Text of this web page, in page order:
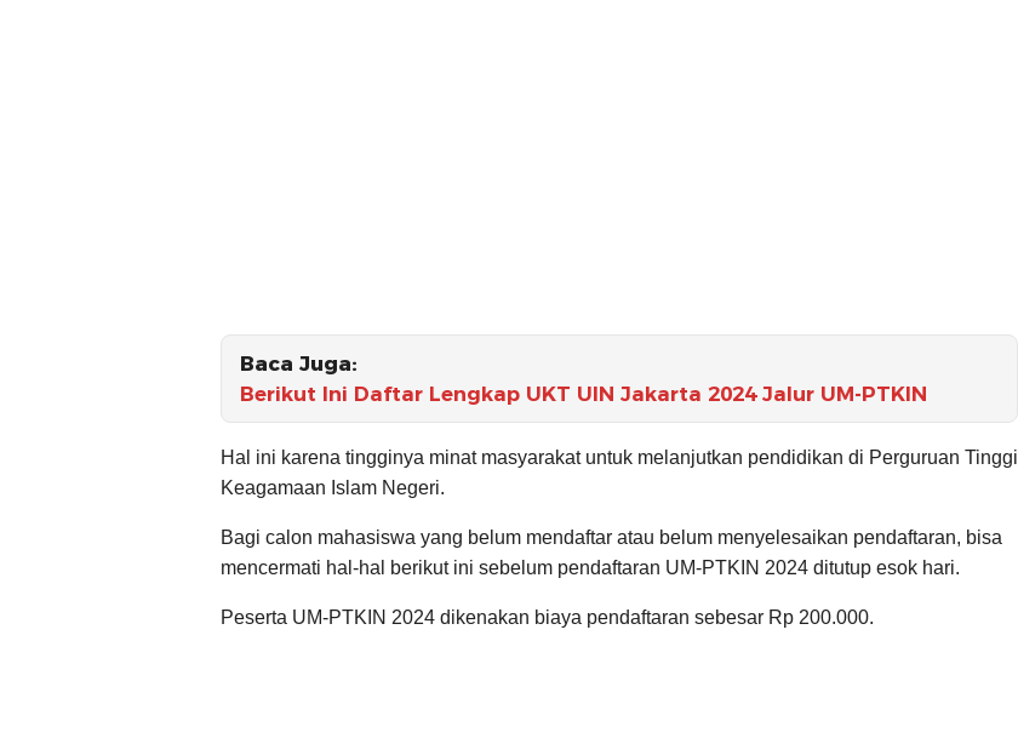
Baca Juga:
Berikut Ini Daftar Lengkap UKT UIN Jakarta 2024 Jalur UM-PTKIN
Hal ini karena tingginya minat masyarakat untuk melanjutkan pendidikan di Perguruan Tinggi
Keagamaan Islam Negeri.
Bagi calon mahasiswa yang belum mendaftar atau belum menyelesaikan pendaftaran, bisa
mencermati hal-hal berikut ini sebelum pendaftaran UM-PTKIN 2024 ditutup esok hari.
Peserta UM-PTKIN 2024 dikenakan biaya pendaftaran sebesar Rp 200.000.